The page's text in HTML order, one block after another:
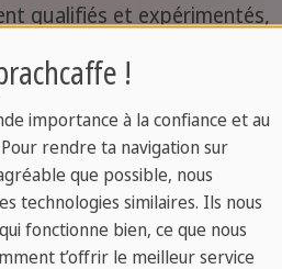
qualifiés et expérimentés,
efficaces pour
des étudiants. En plus des
étudiants bénéficient de
et de simulations
avec le format et les
à l'approche immersive
!
importance à la confiance et au
rendre ta navigation sur
que possible, nous
technologies similaires. Ils nous
fonctionne bien, ce que nous
t’offrir le meilleur service